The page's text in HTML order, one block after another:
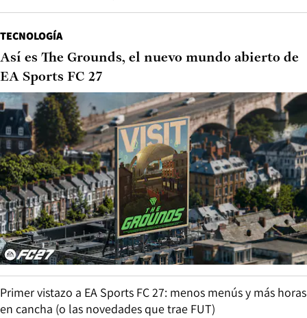
TECNOLOGÍA
Así es The Grounds, el nuevo mundo abierto de
EA Sports FC 27
Primer vistazo a EA Sports FC 27: menos menús y más horas
en cancha (o las novedades que trae FUT)